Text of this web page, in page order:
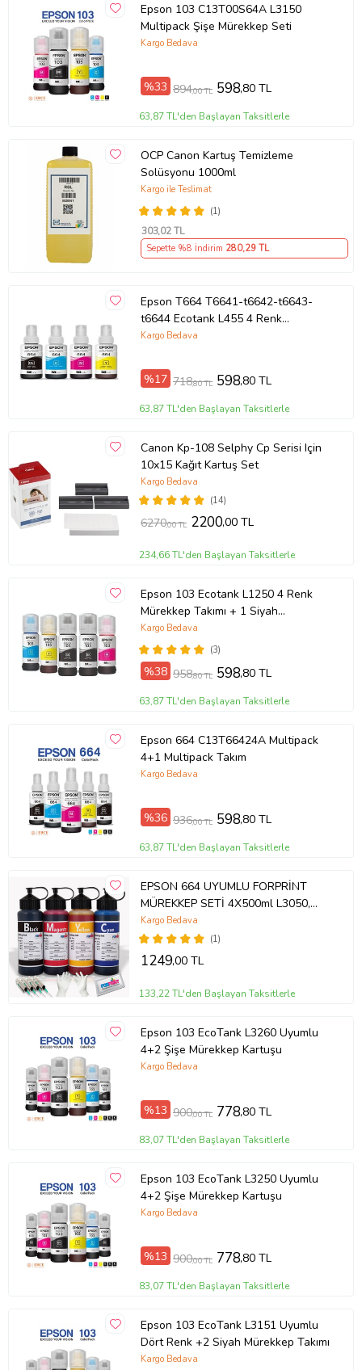
Epson 103 C13T00S64A L3150
Multipack Şişe Mürekkep Seti
Kargo Bedava
%33 894,00 TL 598,80 TL
63,87 TL'den Başlayan Taksitlerle
OCP Canon Kartuş Temizleme
Solüsyonu 1000ml
(1)
Kargo ile Teslimat
303,02 TL
Sepette %8 İndirim 280,29 TL
Epson T664 T6641-t6642-t6643-
t6644 Ecotank L455 4 Renk
Mürekkep Takımı
Kargo Bedava
%17 718,80 TL 598,80 TL
63,87 TL'den Başlayan Taksitlerle
Canon Kp-108 Selphy Cp Serisi Için
10x15 Kağıt Kartuş Set
(14)
Kargo Bedava
6270,00 TL 2200,00 TL
234,66 TL'den Başlayan Taksitlerle
Epson 103 Ecotank L1250 4 Renk
Mürekkep Takımı + 1 Siyah
Mürekkep
(3)
Kargo Bedava
%38 958,80 TL 598,80 TL
63,87 TL'den Başlayan Taksitlerle
Epson 664 C13T66424A Multipack
4+1 Multipack Takım
Kargo Bedava
%36 936,00 TL 598,80 TL
63,87 TL'den Başlayan Taksitlerle
EPSON 664 UYUMLU FORPRİNT
MÜREKKEP SETİ 4X500ml L3050,
L3060, L220
(1)
Kargo Bedava
1249,00 TL
133,22 TL'den Başlayan Taksitlerle
Epson 103 EcoTank L3260 Uyumlu
4+2 Şişe Mürekkep Kartuşu
Kargo Bedava
%13 900,00 TL 778,80 TL
83,07 TL'den Başlayan Taksitlerle
Epson 103 EcoTank L3250 Uyumlu
4+2 Şişe Mürekkep Kartuşu
Kargo Bedava
%13 900,00 TL 778,80 TL
83,07 TL'den Başlayan Taksitlerle
Epson 103 EcoTank L3151 Uyumlu
Dört Renk +2 Siyah Mürekkep Takımı
Kargo Bedava